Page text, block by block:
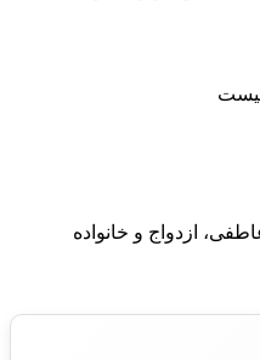
ازدواج و خانواده